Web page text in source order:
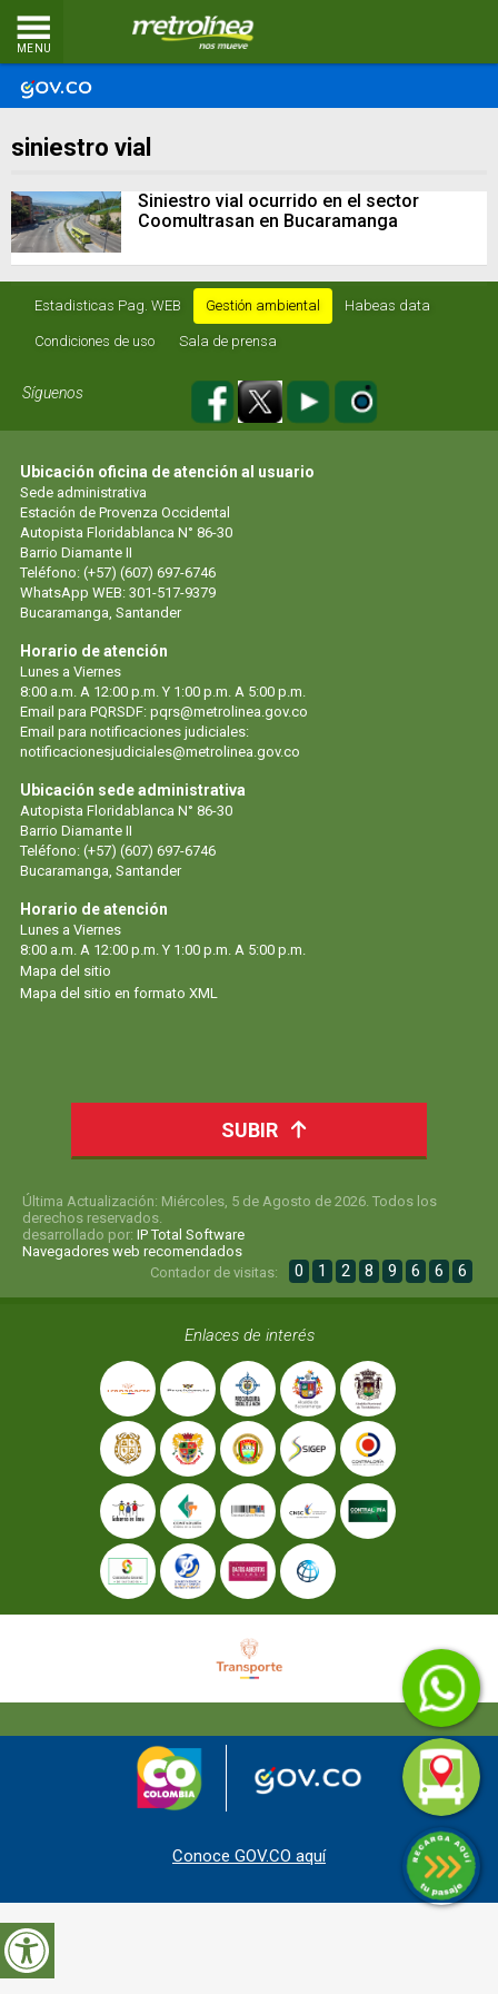
MENU
siniestro vial
Siniestro vial ocurrido en el sector
Coomultrasan en Bucaramanga
Estadisticas Pag. WEB Gestión ambiental Habeas data
Condiciones de uso Sala de prensa
Síguenos
Ubicación oficina de atención al usuario
Sede administrativa
Estación de Provenza Occidental
Autopista Floridablanca N° 86-30
Barrio Diamante II
Teléfono: (+57) (607) 697-6746
WhatsApp WEB: 301-517-9379
Bucaramanga, Santander
Horario de atención
Lunes a Viernes
8:00 a.m. A 12:00 p.m. Y 1:00 p.m. A 5:00 p.m.
Email para PQRSDF: pqrs@metrolinea.gov.co
Email para notificaciones judiciales:
notificacionesjudiciales@metrolinea.gov.co
Ubicación sede administrativa
Autopista Floridablanca N° 86-30
Barrio Diamante II
Teléfono: (+57) (607) 697-6746
Bucaramanga, Santander
Horario de atención
Lunes a Viernes
8:00 a.m. A 12:00 p.m. Y 1:00 p.m. A 5:00 p.m.
Mapa del sitio
Mapa del sitio en formato XML
SUBIR
Última Actualización: Miércoles, 5 de Agosto de 2026. Todos los
derechos reservados.
desarrollado por: IP Total Software
Navegadores web recomendados
Contador de visitas:
0 1 2 8 9 6 6 6
Enlaces de interés
Conoce GOV.CO aquí